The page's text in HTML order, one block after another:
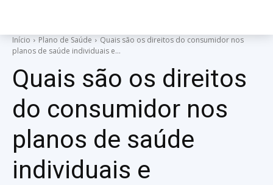
Início Plano de Saúde
Quais são os direitos do consumidor nos
planos de saúde individuais e...
Quais são os direitos
do consumidor nos
planos de saúde
individuais e